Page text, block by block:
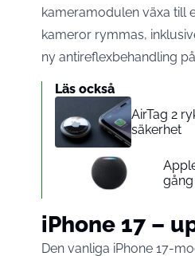
kameramodulen växa till
kameror rymmas,
ny antireflexbehandling
Läs också
AirTag 2
säkerhet
gång
iPhone 17 –
Den vanliga iPhone 17-